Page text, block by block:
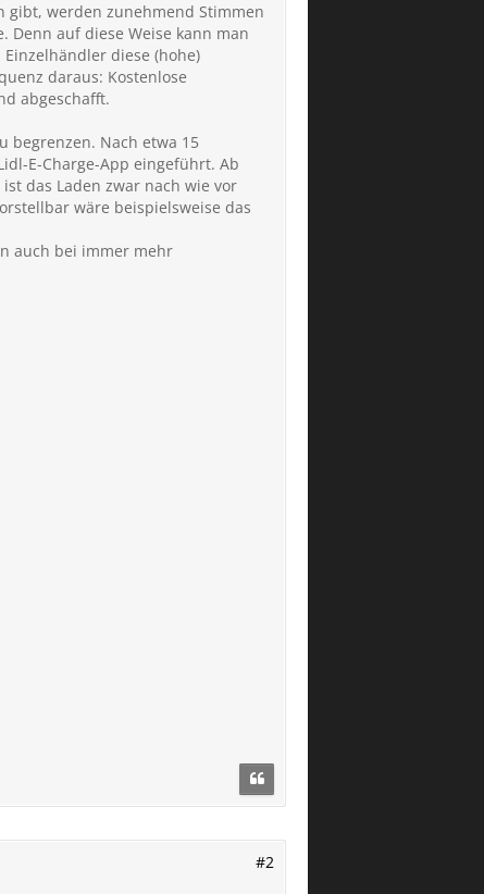
gibt, werden zunehmend Stimmen
Denn auf diese Weise kann man
diese (hohe)
daraus: Kostenlose
abgeschafft.
begrenzen. Nach etwa 15
E-Charge-App eingeführt. Ab
das Laden zwar nach wie vor
wäre beispielsweise das
auch bei immer mehr
#2